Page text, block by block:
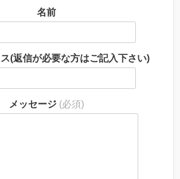
名前
(返信が必要な方はご記入下さい)
メッセージ (必須)